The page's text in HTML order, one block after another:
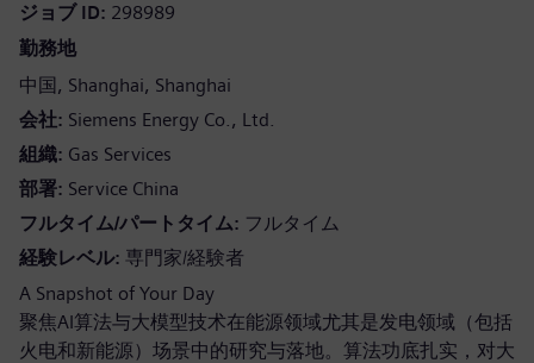
ジョブ ID 298989
勤務地
中国
Shanghai Shanghai
会社 Siemens Energy Co., Ltd.
組織 Gas Services
部署 Service China
フルタイム/パートタイム フルタイム
経験レベル 専門家/経験者
A Snapshot of Your Day
聚焦AI算法与大模型技术在能源领域尤其是发电领域（包括
火电和新能源）场景中的研究与落地。算法功底扎实，对大